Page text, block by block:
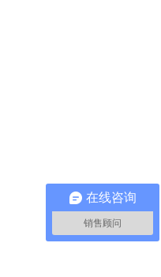
在线咨询
销售顾问